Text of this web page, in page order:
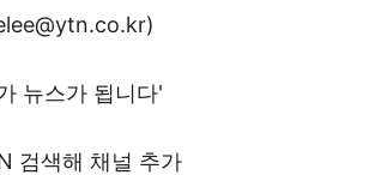
뉴스가 됩니다'
검색해 채널 추가